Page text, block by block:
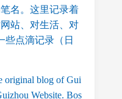
名。这里记录着
站、对生活、对
些点滴记录（日
original blog of Gui
Website. Bos